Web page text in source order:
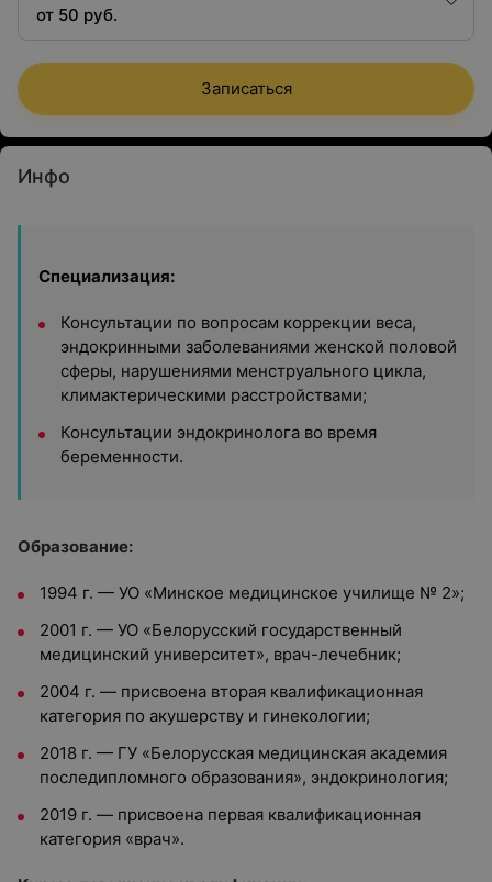
от 50 руб.
Записаться
Инфо
Специализация:
Консультации по вопросам коррекции веса,
эндокринными заболеваниями женской половой
сферы, нарушениями менструального цикла,
климактерическими расстройствами;
Консультации эндокринолога во время
беременности.
Образование:
1994 г. — УО «Минское медицинское училище № 2»;
2001 г. — УО «Белорусский государственный
медицинский университет», врач-лечебник;
2004 г. — присвоена вторая квалификационная
категория по акушерству и гинекологии;
2018 г. — ГУ «Белорусская медицинская академия
последипломного образования», эндокринология;
2019 г. — присвоена первая квалификационная
категория «врач».